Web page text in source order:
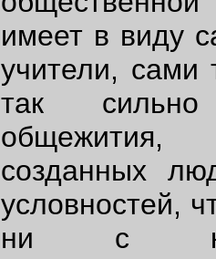
имеет в виду
учители, сами
так
созданных
условностей,
ни с